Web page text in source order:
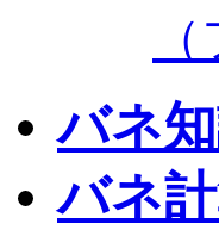
バネ
バネ